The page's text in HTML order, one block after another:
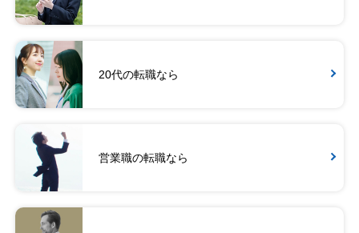
20代の転職なら
営業職の転職なら